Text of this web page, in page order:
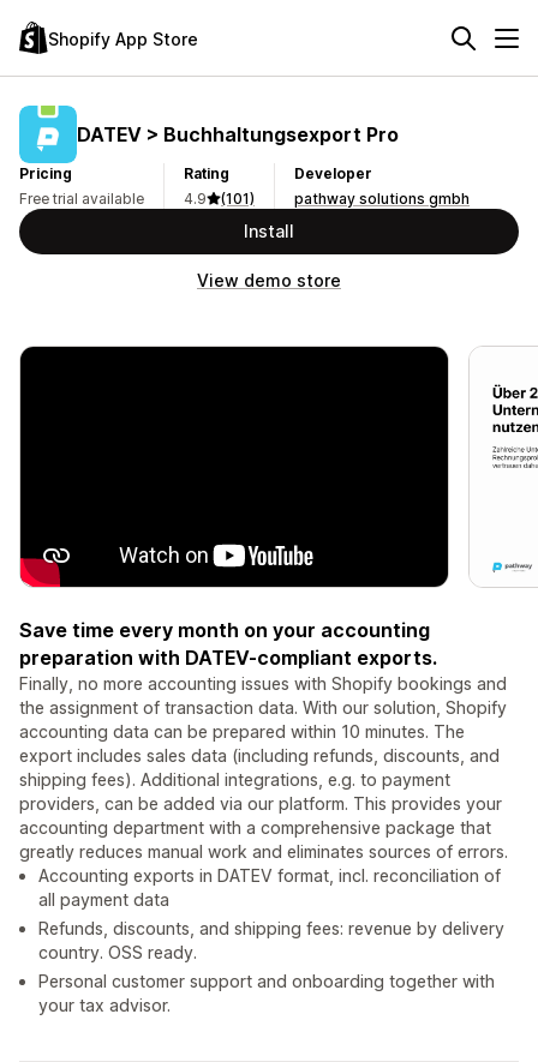
Shopify App Store
DATEV > Buchhaltungsexport Pro
Pricing
Free trial available
Rating
4.9
(101)
Developer
pathway solutions gmbh
Install
View demo store
Save time every month on your accounting
preparation with DATEV-compliant exports.
Finally, no more accounting issues with Shopify bookings and
the assignment of transaction data. With our solution, Shopify
accounting data can be prepared within 10 minutes. The
export includes sales data (including refunds, discounts, and
shipping fees). Additional integrations, e.g. to payment
providers, can be added via our platform. This provides your
accounting department with a comprehensive package that
greatly reduces manual work and eliminates sources of errors.
Accounting exports in DATEV format, incl. reconciliation of
all payment data
Refunds, discounts, and shipping fees: revenue by delivery
country. OSS ready.
Personal customer support and onboarding together with
your tax advisor.